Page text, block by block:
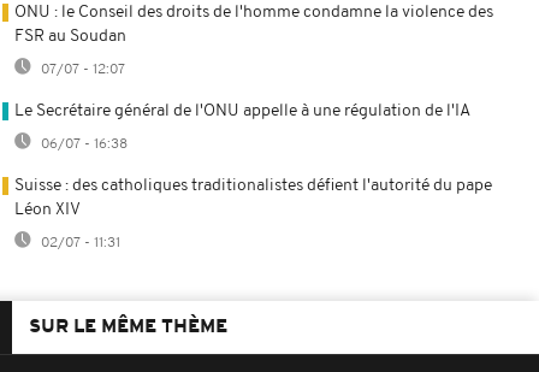
ONU : le Conseil des droits de l'homme condamne la violence des
FSR au Soudan
07/07 - 12:07
Le Secrétaire général de l'ONU appelle à une régulation de l'IA
06/07 - 16:38
Suisse : des catholiques traditionalistes défient l'autorité du pape
Léon XIV
02/07 - 11:31
SUR LE MÊME THÈME